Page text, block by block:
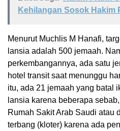
Kehilangan Sosok Hakim
Menurut Muchlis M Hanafi,
lansia adalah 500 jemaah.
perkembangannya, ada satu
hotel transit saat menunggu
itu, ada 21 jemaah yang batal
lansia karena beberapa
Rumah Sakit Arab Saudi atau
terbang (kloter) karena ada